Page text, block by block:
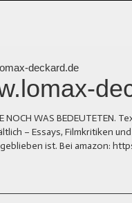
NOCH WAS
– Essays, Filmkritiken
ist. Bei amazon: